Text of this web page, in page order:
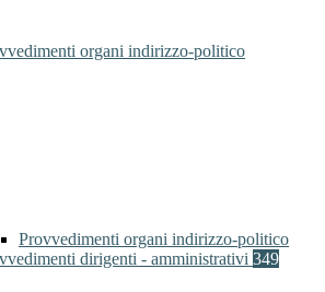
organi indirizzo-politico
Provvedimenti organi indirizzo-politico
dirigenti - amministrativi 349